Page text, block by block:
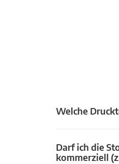
Welche
Darf ich die
kommerziell